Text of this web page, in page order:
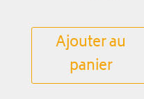
Ajouter au
panier